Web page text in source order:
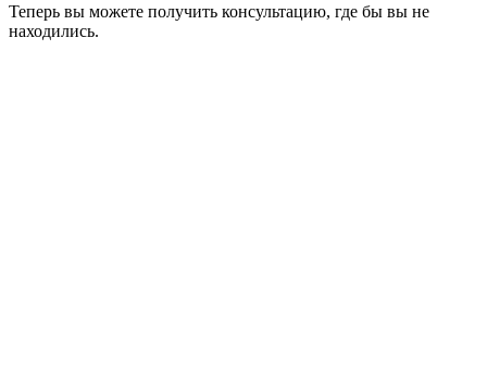
Теперь вы можете получить консультацию, где бы вы не
находились.